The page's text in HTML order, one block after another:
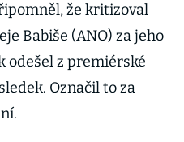
že kritizoval
Babiše (ANO) za jeho
odešel z premiérské
Označil to za